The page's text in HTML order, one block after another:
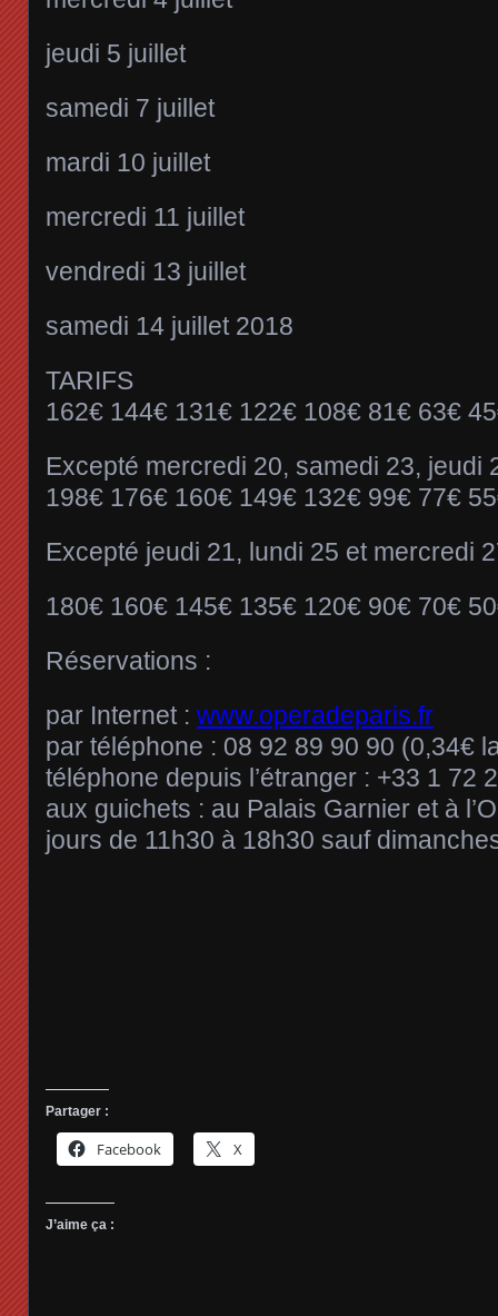
jeudi 5 juillet
samedi 7 juillet
mardi 10 juillet
mercredi 11 juillet
vendredi 13 juillet
samedi 14 juillet 2018
TARIFS
162€ 144€ 131€ 122€ 108€ 81€ 63€
Excepté mercredi 20, samedi 23, jeudi
198€ 176€ 160€ 149€ 132€ 99€ 77€
Excepté jeudi 21, lundi 25 et mercredi
180€ 160€ 145€ 135€ 120€ 90€ 70€
Réservations :
par Internet : www.operadeparis.fr
par téléphone : 08 92 89 90 90 (0,34€
téléphone depuis l’étranger : +33 1 72
aux guichets : au Palais Garnier et à
jours de 11h30 à 18h30 sauf
Partager :
Facebook X
J’aime ça :